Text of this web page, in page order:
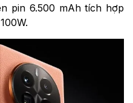
pin 6.500 mAh tích hợp